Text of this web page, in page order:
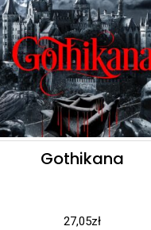
Gothikana
27,05zł